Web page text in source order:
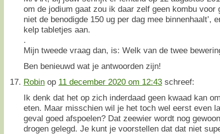
om de jodium gaat zou ik daar zelf geen kombu voor
niet de benodigde 150 ug per dag mee binnenhaalt’,
kelp tabletjes aan.
.
Mijn tweede vraag dan, is: Welk van de twee
Ben benieuwd wat je antwoorden zijn!
Robin op 11 december 2020 om 12:43 schreef:
Ik denk dat het op zich inderdaad geen kwaad kan
eten. Maar misschien wil je het toch wel eerst even
geval goed afspoelen? Dat zeewier wordt nog
drogen gelegd. Je kunt je voorstellen dat dat niet